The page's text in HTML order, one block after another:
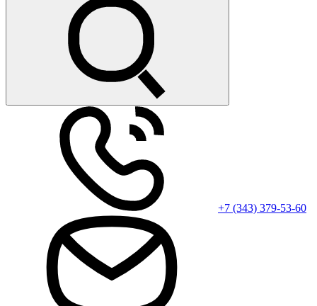
+7 (343) 379-53-60